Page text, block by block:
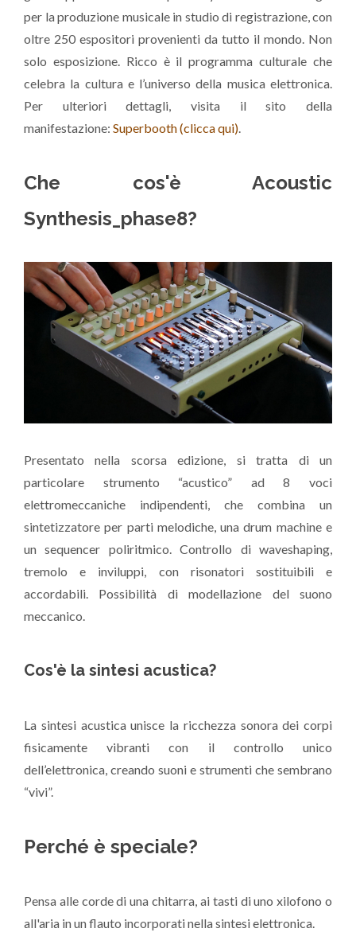
per la produzione musicale in studio di registrazione, con
oltre 250 espositori provenienti da tutto il mondo. Non
solo esposizione. Ricco è il programma culturale che
celebra la cultura e l’universo della musica elettronica.
Per ulteriori dettagli, visita il sito della
manifestazione: Superbooth (clicca qui)
Che cos'è Acoustic
Synthesis_phase8?
Presentato nella scorsa edizione, si tratta di un
particolare strumento “acustico” ad 8 voci
elettromeccaniche indipendenti, che combina un
sintetizzatore per parti melodiche, una drum machine e
un sequencer poliritmico. Controllo di waveshaping,
tremolo e inviluppi, con risonatori sostituibili e
accordabili. Possibilità di modellazione del suono
meccanico.
Cos'è la sintesi acustica?
La sintesi acustica unisce la ricchezza sonora dei corpi
fisicamente vibranti con il controllo unico
dell’elettronica, creando suoni e strumenti che sembrano
“vivi”.
Perché è speciale?
Pensa alle corde di una chitarra, ai tasti di uno xilofono o
all'aria in un flauto incorporati nella sintesi elettronica.